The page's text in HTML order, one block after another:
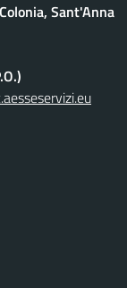
Sant'Anna